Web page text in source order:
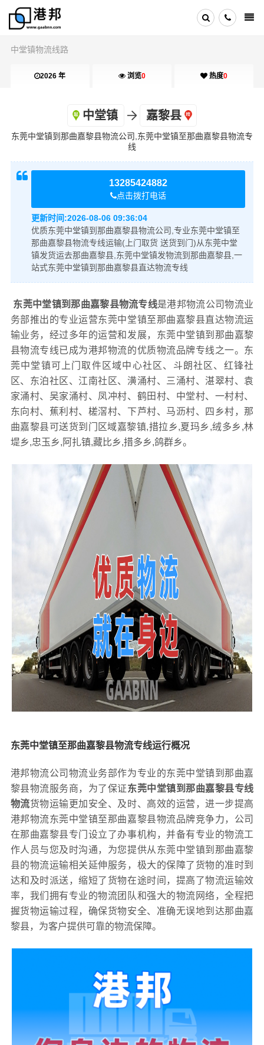
中堂镇物流线路
2026 年 浏览0 热度0
中堂镇 嘉黎县
东莞中堂镇到那曲嘉黎县物流公司,东莞中堂镇至那曲嘉黎县物流专
线
13285424882
点击拨打电话
更新时间:2026-08-06 09:36:04
优质东莞中堂镇到那曲嘉黎县物流公司,专业东莞中堂镇至
那曲嘉黎县物流专线运输(上门取货 送货到门)从东莞中堂
镇发货运去那曲嘉黎县,东莞中堂镇发物流到那曲嘉黎县,一
站式东莞中堂镇到那曲嘉黎县直达物流专线
东莞中堂镇到那曲嘉黎县物流专线是港邦物流公司物流业
务部推出的专业运营东莞中堂镇至那曲嘉黎县直达物流运
输业务，经过多年的运营和发展，东莞中堂镇到那曲嘉黎
县物流专线已成为港邦物流的优质物流品牌专线之一。东
莞中堂镇可上门取件区域中心社区、斗朗社区、红锋社
区、东泊社区、江南社区、潢涌村、三涌村、湛翠村、袁
家涌村、吴家涌村、凤冲村、鹤田村、中堂村、一村村、
东向村、蕉利村、槎滘村、下芦村、马沥村、四乡村，那
曲嘉黎县可送货到门区域嘉黎镇,措拉乡,夏玛乡,绒多乡,林
堤乡,忠玉乡,阿扎镇,藏比乡,措多乡,鸽群乡。
东莞中堂镇至那曲嘉黎县物流专线运行概况
港邦物流公司物流业务部作为专业的东莞中堂镇到那曲嘉
黎县物流服务商，为了保证东莞中堂镇到那曲嘉黎县专线
物流货物运输更加安全、及时、高效的运营，进一步提高
港邦物流东莞中堂镇至那曲嘉黎县物流品牌竞争力，公司
在那曲嘉黎县专门设立了办事机构，并备有专业的物流工
作人员与您及时沟通，为您提供从东莞中堂镇到那曲嘉黎
县的物流运输相关延伸服务，极大的保障了货物的准时到
达和及时派送，缩短了货物在途时间，提高了物流运输效
率，我们拥有专业的物流团队和强大的物流网络，全程把
握货物运输过程，确保货物安全、准确无误地到达那曲嘉
黎县，为客户提供可靠的物流保障。